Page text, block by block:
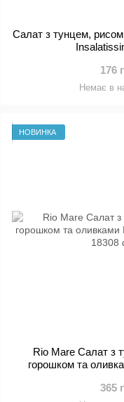
Салат з тунцем,
176
Немає в
НОВИНКА
Rio Mare Салат з
горошком та
365